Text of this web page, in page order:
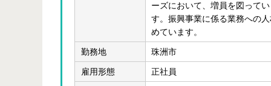
ーズにおいて、増員を図って
す。振興事業に係る業務への
めています。
勤務地 珠洲市
雇用形態 正社員